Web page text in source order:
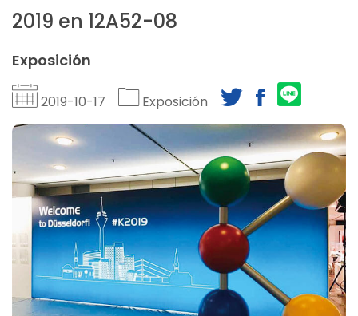
2019 en 12A52-08
Exposición
2019-10-17 Exposición